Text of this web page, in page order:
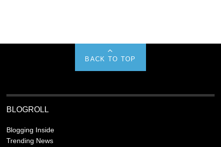
BACK TO TOP
BLOGROLL
Blogging Inside
Trending News